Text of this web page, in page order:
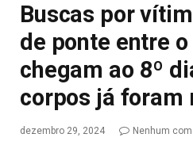
Buscas por
de ponte entre o
chegam ao 8º
corpos já foram
dezembro 29, 2024 Nenhum